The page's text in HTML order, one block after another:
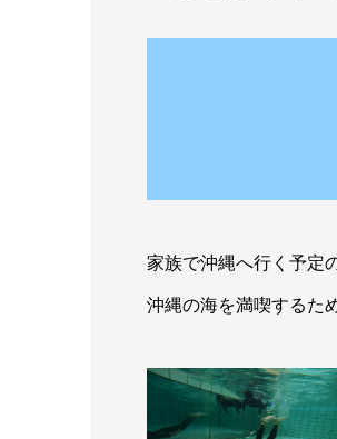
家族で沖縄へ行く予定
沖縄の海を満喫するた